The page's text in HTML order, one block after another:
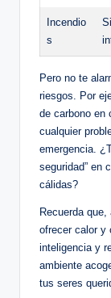
Incendio
s
Pero no te
riesgos.‌ Por
de carbono en
cualquier
emergencia.
seguridad”⁢ en
cálidas? ‍
Recuerda
ofrecer calor y
inteligencia ⁤y
ambiente
tus seres